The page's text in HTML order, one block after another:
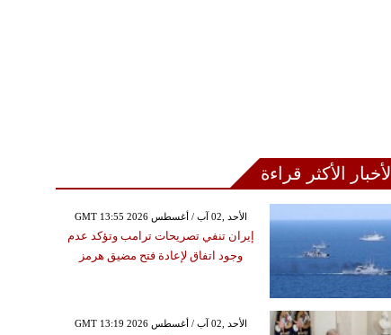
الأخبار الأكثر قراءة
GMT 13:55 2026 الأحد ,02 آب / أغسطس
إيران تنفي تصريحات ترامب وتؤكد عدم
وجود اتفاق لإعادة فتح مضيق هرمز
GMT 13:19 2026 الأحد ,02 آب / أغسطس